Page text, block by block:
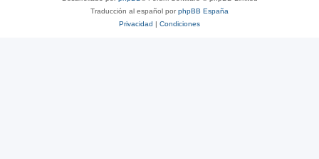
Traducción al español porphpBB España
Privacidad | Condiciones